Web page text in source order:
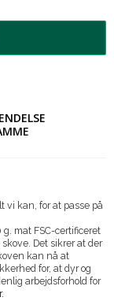
vi kan, for at passe på
mat FSC-certificeret
Det sikrer at der
kan nå at
for, at dyr og
arbejdsforhold for